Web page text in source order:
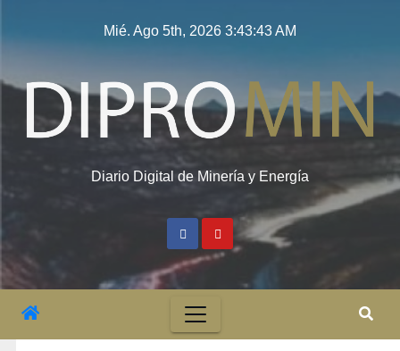
Mié. Ago 5th, 2026 3:43:44 AM
Diario Digital de Minería y Energía